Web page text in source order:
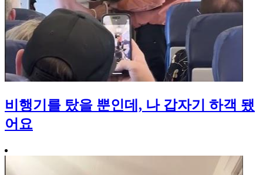
비행기를 탔을 뿐인데, 나 갑자기 하객 됐
어요